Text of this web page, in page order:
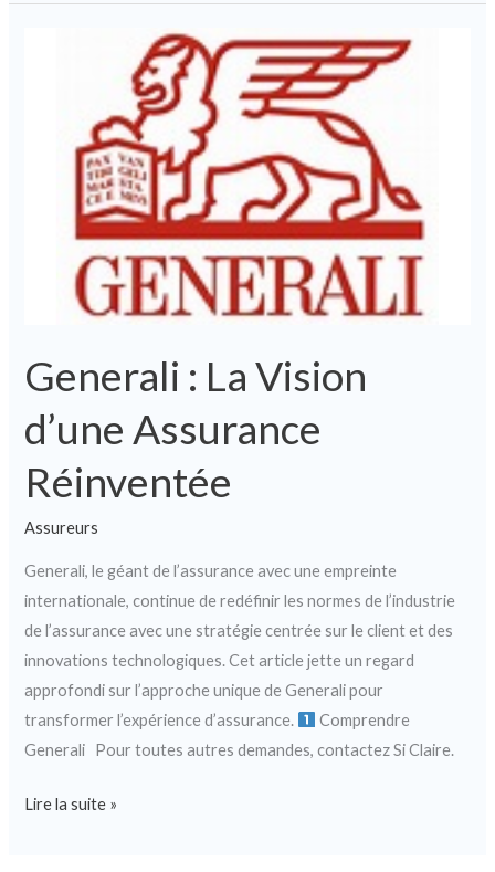
Generali : La Vision
d’une Assurance
Réinventée
Assureurs
Generali, le géant de l’assurance avec une empreinte
internationale, continue de redéfinir les normes de l’industrie
de l’assurance avec une stratégie centrée sur le client et des
innovations technologiques. Cet article jette un regard
approfondi sur l’approche unique de Generali pour
transformer l’expérience d’assurance.
Comprendre
Generali Pour toutes autres demandes, contactez Si Claire.
Assurance
Réinventée
Lire la suite »